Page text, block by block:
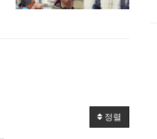
정렬